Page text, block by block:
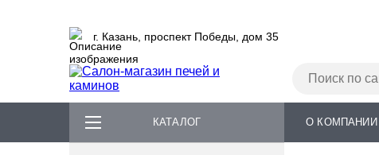
г. Казань, проспект Победы, дом 35
КАТАЛОГ О КОМПАНИИ